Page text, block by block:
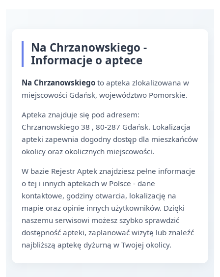
Na Chrzanowskiego -
Informacje o aptece
Na Chrzanowskiego to apteka zlokalizowana w
miejscowości Gdańsk, województwo Pomorskie.
Apteka znajduje się pod adresem:
Chrzanowskiego 38 , 80-287 Gdańsk. Lokalizacja
apteki zapewnia dogodny dostęp dla mieszkańców
okolicy oraz okolicznych miejscowości.
W bazie Rejestr Aptek znajdziesz pełne informacje
o tej i innych aptekach w Polsce - dane
kontaktowe, godziny otwarcia, lokalizację na
mapie oraz opinie innych użytkowników. Dzięki
naszemu serwisowi możesz szybko sprawdzić
dostępność apteki, zaplanować wizytę lub znaleźć
najbliższą aptekę dyżurną w Twojej okolicy.